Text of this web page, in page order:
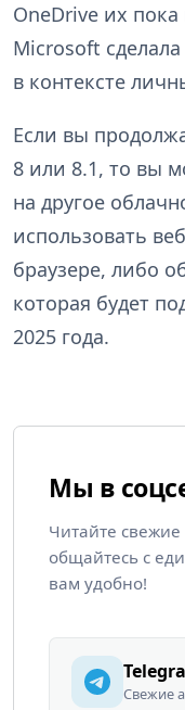
OneDrive их пока
Microsoft
в контексте
Если вы
8 или 8.1, то вы
на другое
использовать
браузере, либо
которая будет
2025 года.
Мы в
Читайте
общайтесь с
вам удобно!
Свежие